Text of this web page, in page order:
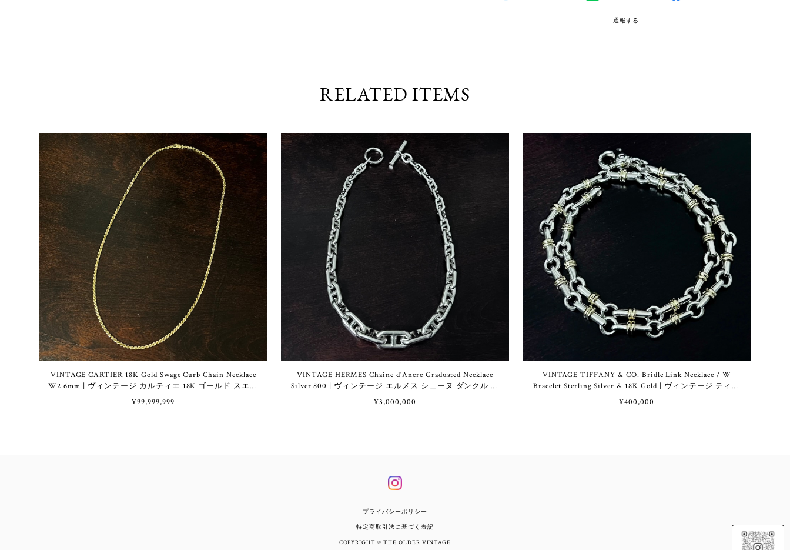
通報する
RELATED ITEMS
VINTAGE CARTIER 18K Gold Swage Curb Chain Necklace
W2.6mm | ヴィンテージ カルティエ 18K ゴールド スエー
ジ カーブ チェーン ネックレス
¥99,999,999
VINTAGE HERMES Chaine d'Ancre Graduated Necklace
Silver 800 | ヴィンテージ エルメス シェーヌ ダンクル グ
ラジュエイテッド ネックレス シルバー 800
¥3,000,000
VINTAGE TIFFANY & CO. Bridle Link Necklace / W
Bracelet Sterling Silver & 18K Gold | ヴィンテージ ティフ
ァニー ブライドル リンク ネックレス / 2重 ブレスレッ
ト スターリング シルバー & 18K ゴールド
¥400,000
プライバシーポリシー
特定商取引法に基づく表記
COPYRIGHT © THE OLDER VINTAGE